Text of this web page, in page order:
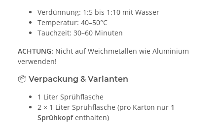
Verdünnung: 1:5 bis 1:10 mit Wasser
Temperatur: 40–50°C
Tauchzeit: 30–60 Minuten
ACHTUNG: Nicht auf Weichmetallen wie Aluminium
verwenden!
📦 Verpackung & Varianten
1 Liter Sprühflasche
2 × 1 Liter Sprühflasche (pro Karton nur 1
Sprühkopfenthalten)